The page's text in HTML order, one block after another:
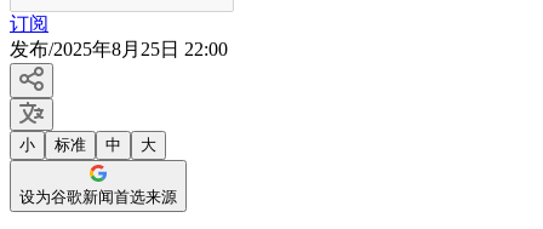
订阅
发布/2025年8月25日 22:00
小 标准 中 大
设为谷歌新闻首选来源